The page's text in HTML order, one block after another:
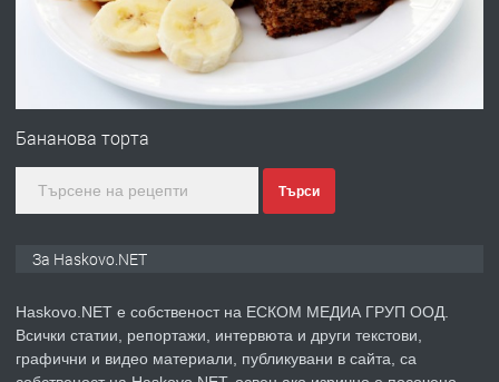
преди 3 дни
Нов апартамент на ул. Липа до
преди 5 дни
Бананова торта
Търси
За Haskovo.NET
Haskovo.NET е собственост на ЕСКОМ МЕДИА ГРУП ООД.
Всички статии, репортажи, интервюта и други текстови,
графични и видео материали, публикувани в сайта, са